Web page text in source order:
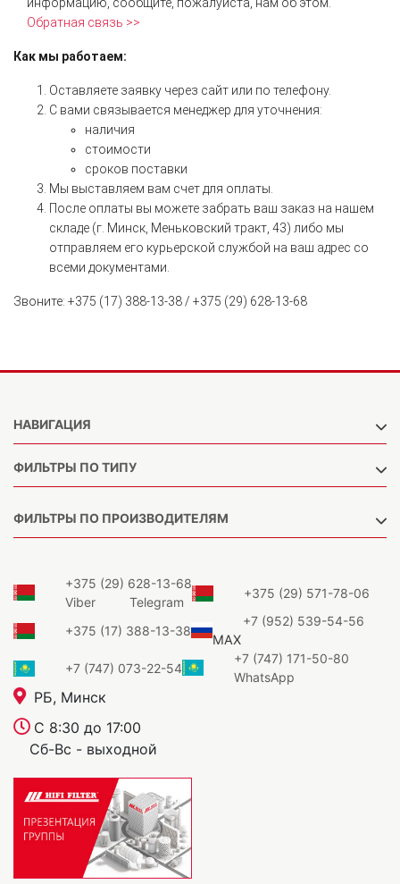
Обратная связь >>
Как мы работаем:
Оставляете заявку через сайт или по телефону.
С вами связывается менеджер для уточнения:
наличия
стоимости
сроков поставки
Мы выставляем вам счет для оплаты.
После оплаты вы можете забрать ваш заказ на нашем
складе (г. Минск, Меньковский тракт, 43) либо мы
отправляем его курьерской службой на ваш адрес со
всеми документами.
Звоните: +375 (17) 388-13-38 / +375 (29) 628-13-68
НАВИГАЦИЯ
ФИЛЬТРЫ ПО ТИПУ
ФИЛЬТРЫ ПО ПРОИЗВОДИТЕЛЯМ
+375 (29) 628-13-68
Viber
Telegram
+375 (29) 571-78-06
+375 (17) 388-13-38
+7 (952) 539-54-56
MAX
+7 (747) 073-22-54
+7 (747) 171-50-80
WhatsApp
РБ, Минск
С 8:30 до 17:00
Сб-Вс - выходной